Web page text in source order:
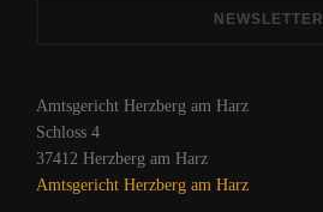
NEWSLETTER
Amtsgericht Herzberg am Harz
Schloss 4
37412 Herzberg am Harz
Amtsgericht Herzberg am Harz